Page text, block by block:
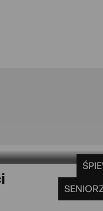
wtorek